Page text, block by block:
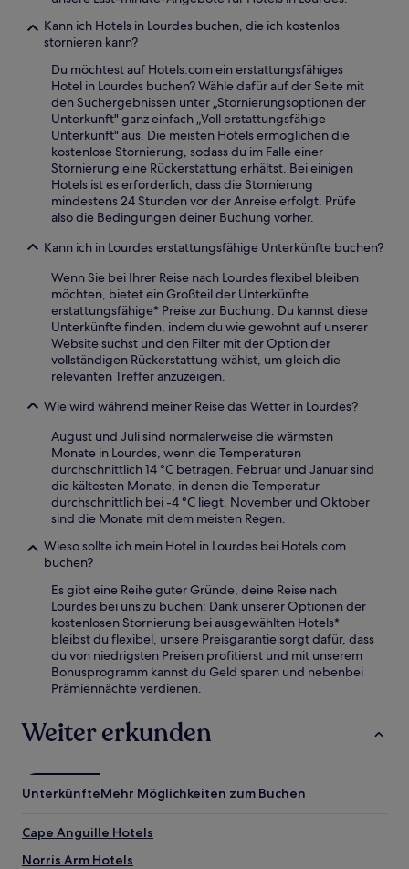
Kann ich Hotels in Lourdes buchen, die ich kostenlos
stornieren kann?
Du möchtest auf Hotels.com ein erstattungsfähiges
Hotel in Lourdes buchen? Wähle dafür auf der Seite mit
den Suchergebnissen unter „Stornierungsoptionen der
Unterkunft" ganz einfach „Voll erstattungsfähige
Unterkunft" aus. Die meisten Hotels ermöglichen die
kostenlose Stornierung, sodass du im Falle einer
Stornierung eine Rückerstattung erhältst. Bei einigen
Hotels ist es erforderlich, dass die Stornierung
mindestens 24 Stunden vor der Anreise erfolgt. Prüfe
also die Bedingungen deiner Buchung vorher.
Kann ich in Lourdes erstattungsfähige Unterkünfte buchen?
Wenn Sie bei Ihrer Reise nach Lourdes flexibel bleiben
möchten, bietet ein Großteil der Unterkünfte
erstattungsfähige* Preise zur Buchung. Du kannst diese
Unterkünfte finden, indem du wie gewohnt auf unserer
Website suchst und den Filter mit der Option der
vollständigen Rückerstattung wählst, um gleich die
relevanten Treffer anzuzeigen.
Wie wird während meiner Reise das Wetter in Lourdes?
August und Juli sind normalerweise die wärmsten
Monate in Lourdes, wenn die Temperaturen
durchschnittlich 14 °C betragen. Februar und Januar sind
die kältesten Monate, in denen die Temperatur
durchschnittlich bei -4 °C liegt. November und Oktober
sind die Monate mit dem meisten Regen.
Wieso sollte ich mein Hotel in Lourdes bei Hotels.com
buchen?
Es gibt eine Reihe guter Gründe, deine Reise nach
Lourdes bei uns zu buchen: Dank unserer Optionen der
kostenlosen Stornierung bei ausgewählten Hotels*
bleibst du flexibel, unsere Preisgarantie sorgt dafür, dass
du von niedrigsten Preisen profitierst und mit unserem
Bonusprogramm kannst du Geld sparen und nebenbei
Prämiennächte verdienen.
Weiter erkunden
UnterkünfteMehr Möglichkeiten zum Buchen
Cape Anguille Hotels
Norris Arm Hotels